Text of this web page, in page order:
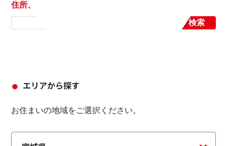
住所、店舗名から探す
検索
エリアから探す
お住まいの地域をご選択ください。